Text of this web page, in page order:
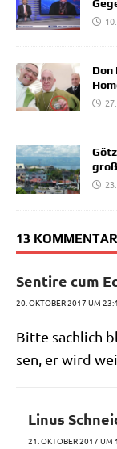
Don
13
Sentire cum
20. OKTOBER 2017 UM
Bit­te sach­lich
sen, er wird
Linus
21. OKTOBER 2017 UM